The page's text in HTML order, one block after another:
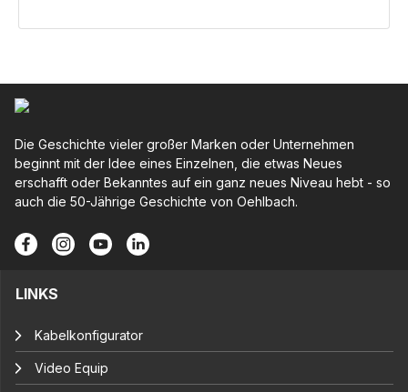
Die Geschichte vieler großer Marken oder Unternehmen
beginnt mit der Idee eines Einzelnen, die etwas Neues
erschafft oder Bekanntes auf ein ganz neues Niveau hebt - so
auch die 50-Jährige Geschichte von Oehlbach.
LINKS
Kabelkonfigurator
Video Equip